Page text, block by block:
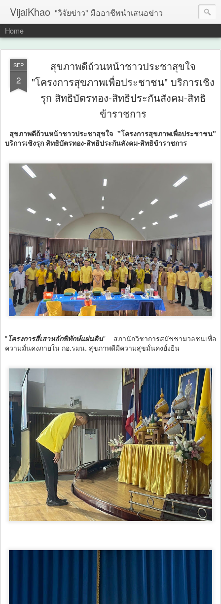
VijaiKhao "วิจัยข่าว" มืออาชีพนำเสนอข่าว
Home
SEP
2
สุขภาพดีถ้วนหน้าชาวประชาสุขใจ
"โครงการสุขภาพเพื่อประชาชน" บริการเชิง
รุก สิทธิบัตรทอง-สิทธิประกันสังคม-สิทธิ
ข้าราชการ
สุขภาพดีถ้วนหน้าชาวประชาสุขใจ "โครงการสุขภาพเพื่อประชาชน"
บริการเชิงรุก สิทธิบัตรทอง-สิทธิประกันสังคม-สิทธิข้าราชการ
"โครงการสี่เสาหลักพิทักษ์แผ่นดิน" สภานักวิชาการสมัชชามวลชนเพื่อ
ความมั่นคงภายใน กอ.รมน. สุขภาพดีมีความสุขมั่นคงยั่งยืน